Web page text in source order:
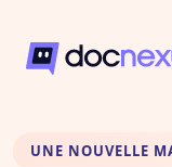
UNE NOUVELLE